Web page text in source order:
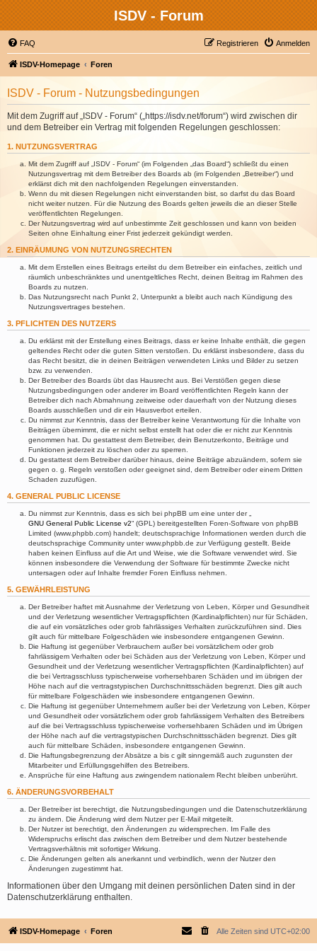
ISDV - Forum
FAQ Anmelden
Registrieren
ISDV-Homepage Foren
ISDV - Forum - Nutzungsbedingungen
Mit dem Zugriff auf „ISDV - Forum“ („https://isdv.net/forum“) wird zwischen dir
und dem Betreiber ein Vertrag mit folgenden Regelungen geschlossen:
1. NUTZUNGSVERTRAG
Mit dem Zugriff auf „ISDV - Forum“ (im Folgenden „das Board“) schließt du einen
Nutzungsvertrag mit dem Betreiber des Boards ab (im Folgenden „Betreiber“) und
erklärst dich mit den nachfolgenden Regelungen einverstanden.
Wenn du mit diesen Regelungen nicht einverstanden bist, so darfst du das Board
nicht weiter nutzen. Für die Nutzung des Boards gelten jeweils die an dieser Stelle
veröffentlichten Regelungen.
Der Nutzungsvertrag wird auf unbestimmte Zeit geschlossen und kann von beiden
Seiten ohne Einhaltung einer Frist jederzeit gekündigt werden.
2. EINRÄUMUNG VON NUTZUNGSRECHTEN
Mit dem Erstellen eines Beitrags erteilst du dem Betreiber ein einfaches, zeitlich und
räumlich unbeschränktes und unentgeltliches Recht, deinen Beitrag im Rahmen des
Boards zu nutzen.
Das Nutzungsrecht nach Punkt 2, Unterpunkt a bleibt auch nach Kündigung des
Nutzungsvertrages bestehen.
3. PFLICHTEN DES NUTZERS
Du erklärst mit der Erstellung eines Beitrags, dass er keine Inhalte enthält, die gegen
geltendes Recht oder die guten Sitten verstoßen. Du erklärst insbesondere, dass du
das Recht besitzt, die in deinen Beiträgen verwendeten Links und Bilder zu setzen
bzw. zu verwenden.
Der Betreiber des Boards übt das Hausrecht aus. Bei Verstößen gegen diese
Nutzungsbedingungen oder anderer im Board veröffentlichten Regeln kann der
Betreiber dich nach Abmahnung zeitweise oder dauerhaft von der Nutzung dieses
Boards ausschließen und dir ein Hausverbot erteilen.
Du nimmst zur Kenntnis, dass der Betreiber keine Verantwortung für die Inhalte von
Beiträgen übernimmt, die er nicht selbst erstellt hat oder die er nicht zur Kenntnis
genommen hat. Du gestattest dem Betreiber, dein Benutzerkonto, Beiträge und
Funktionen jederzeit zu löschen oder zu sperren.
Du gestattest dem Betreiber darüber hinaus, deine Beiträge abzuändern, sofern sie
gegen o. g. Regeln verstoßen oder geeignet sind, dem Betreiber oder einem Dritten
Schaden zuzufügen.
4. GENERAL PUBLIC LICENSE
Du nimmst zur Kenntnis, dass es sich bei phpBB um eine unter der „
GNU General Public License v2“ (GPL) bereitgestellten Foren-Software von phpBB
Limited (www.phpbb.com) handelt; deutschsprachige Informationen werden durch die
deutschsprachige Community unter www.phpbb.de zur Verfügung gestellt. Beide
haben keinen Einfluss auf die Art und Weise, wie die Software verwendet wird. Sie
können insbesondere die Verwendung der Software für bestimmte Zwecke nicht
untersagen oder auf Inhalte fremder Foren Einfluss nehmen.
5. GEWÄHRLEISTUNG
Der Betreiber haftet mit Ausnahme der Verletzung von Leben, Körper und Gesundheit
und der Verletzung wesentlicher Vertragspflichten (Kardinalpflichten) nur für Schäden,
die auf ein vorsätzliches oder grob fahrlässiges Verhalten zurückzuführen sind. Dies
gilt auch für mittelbare Folgeschäden wie insbesondere entgangenen Gewinn.
Die Haftung ist gegenüber Verbrauchern außer bei vorsätzlichem oder grob
fahrlässigem Verhalten oder bei Schäden aus der Verletzung von Leben, Körper und
Gesundheit und der Verletzung wesentlicher Vertragspflichten (Kardinalpflichten) auf
die bei Vertragsschluss typischerweise vorhersehbaren Schäden und im übrigen der
Höhe nach auf die vertragstypischen Durchschnittsschäden begrenzt. Dies gilt auch
für mittelbare Folgeschäden wie insbesondere entgangenen Gewinn.
Die Haftung ist gegenüber Unternehmern außer bei der Verletzung von Leben, Körper
und Gesundheit oder vorsätzlichem oder grob fahrlässigem Verhalten des Betreibers
auf die bei Vertragsschluss typischerweise vorhersehbaren Schäden und im Übrigen
der Höhe nach auf die vertragstypischen Durchschnittsschäden begrenzt. Dies gilt
auch für mittelbare Schäden, insbesondere entgangenen Gewinn.
Die Haftungsbegrenzung der Absätze a bis c gilt sinngemäß auch zugunsten der
Mitarbeiter und Erfüllungsgehilfen des Betreibers.
Ansprüche für eine Haftung aus zwingendem nationalem Recht bleiben unberührt.
6. ÄNDERUNGSVORBEHALT
Der Betreiber ist berechtigt, die Nutzungsbedingungen und die Datenschutzerklärung
zu ändern. Die Änderung wird dem Nutzer per E-Mail mitgeteilt.
Der Nutzer ist berechtigt, den Änderungen zu widersprechen. Im Falle des
Widerspruchs erlischt das zwischen dem Betreiber und dem Nutzer bestehende
Vertragsverhältnis mit sofortiger Wirkung.
Die Änderungen gelten als anerkannt und verbindlich, wenn der Nutzer den
Änderungen zugestimmt hat.
Informationen über den Umgang mit deinen persönlichen Daten sind in der
Datenschutzerklärung enthalten.
ISDV-Homepage Foren Alle Zeiten sind UTC+02:00